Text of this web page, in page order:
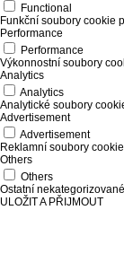
Functional
Funkční soubory cookie
Performance
Performance
Výkonnostní soubory
Analytics
Analytics
Analytické soubory
Advertisement
Advertisement
Reklamní soubory
Others
Others
Ostatní
ULOŽIT A PŘIJMOUT